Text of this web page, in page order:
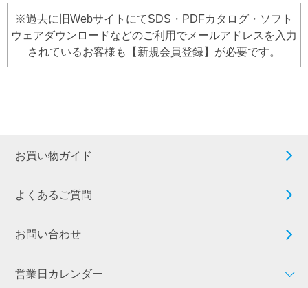
※過去に旧WebサイトにてSDS・PDFカタログ・ソフト
ウェアダウンロードなどのご利用でメールアドレスを入力
されているお客様も【新規会員登録】が必要です。
お買い物ガイド
よくあるご質問
お問い合わせ
営業日カレンダー